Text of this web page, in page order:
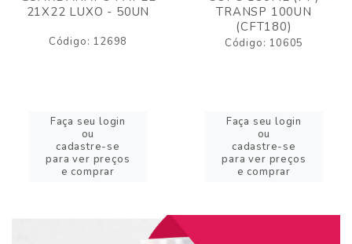
21X22 LUXO - 50UN
Código: 12698
Faça seu login
ou
cadastre-se
para ver preços
e comprar
TRANSP 100UN
(CFT180)
Código: 10605
Faça seu login
ou
cadastre-se
para ver preços
e comprar